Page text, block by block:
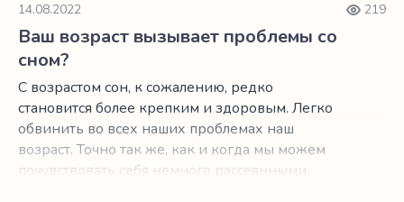
14.08.2022 219
Ваш возраст вызывает проблемы со
сном?
С возрастом сон, к сожалению, редко
становится более крепким и здоровым. Легко
обвинить во всех наших проблемах наш
возраст. Точно так же, как и когда мы можем
почувствовать себя немного рассеянными,